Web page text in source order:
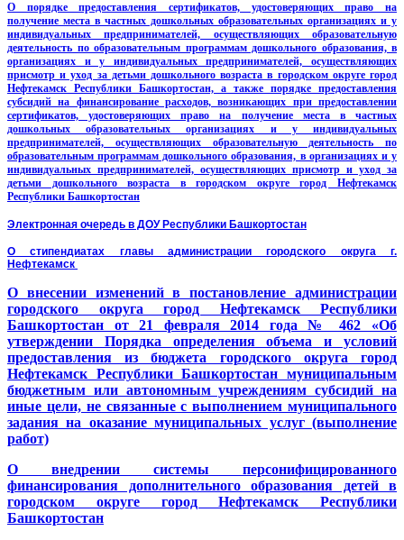
О порядке предоставления сертификатов, удостоверяющих право на
получение места в частных дошкольных образовательных организациях и у
индивидуальных предпринимателей, осуществляющих образовательную
деятельность по образовательным программам дошкольного образования, в
организациях и у индивидуальных предпринимателей, осуществляющих
присмотр и уход за детьми дошкольного возраста в городском округе город
Нефтекамск Республики Башкортостан, а также порядке предоставления
субсидий на финансирование расходов, возникающих при предоставлении
сертификатов, удостоверяющих право на получение места в частных
дошкольных образовательных организациях и у индивидуальных
предпринимателей, осуществляющих образовательную деятельность по
образовательным программам дошкольного образования, в организациях и у
индивидуальных предпринимателей, осуществляющих присмотр и уход за
детьми дошкольного возраста в городском округе город Нефтекамск
Республики Башкортостан
Электронная очередь в ДОУ Республики Башкортостан
О стипендиатах главы администрации городского округа г.
Нефтекамск
О внесении изменений в постановление администрации
городского округа город Нефтекамск Республики
Башкортостан от 21 февраля 2014 года № 462 «Об
утверждении Порядка определения объема и условий
предоставления из бюджета городского округа город
Нефтекамск Республики Башкортостан муниципальным
бюджетным или автономным учреждениям субсидий на
иные цели, не связанные с выполнением муниципального
задания на оказание муниципальных услуг (выполнение
работ)
О внедрении системы персонифицированного
финансирования дополнительного образования детей в
городском округе город Нефтекамск Республики
Башкортостан